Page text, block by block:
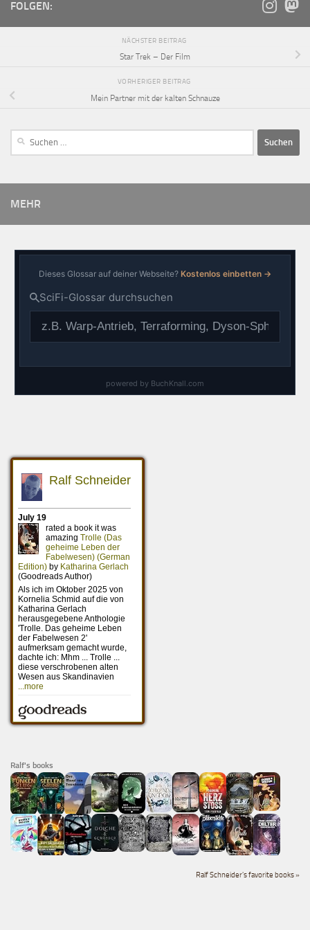
FOLGEN:
NÄCHSTER BEITRAG
Star Trek – Der Film
VORHERIGER BEITRAG
Mein Partner mit der kalten Schnauze
MEHR
Ralf's books
Ralf Schneider's favorite books »